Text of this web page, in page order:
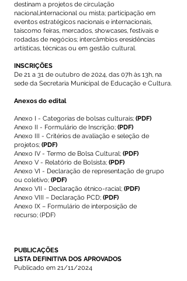
destinam a projetos de circulação
nacional,internacional ou mista; participação em
eventos estratégicos nacionais e internacionais,
taiscomo feiras, mercados, showcases, festivais e
rodadas de negócios; intercâmbios eresidências
artísticas, técnicas ou em gestão cultural.
INSCRIÇÕES
De 21 a 31 de outubro de 2024, das 07h às 13h, na
sede da Secretaria Municipal de Educação e Cultura.
Anexos do edital
Anexo I - Categorias de bolsas culturais; (PDF)
Anexo II - Formulário de Inscrição; (PDF)
Anexo III - Critérios de avaliação e seleção de
projetos; (PDF)
Anexo IV - Termo de Bolsa Cultural; (PDF)
Anexo V - Relatório de Bolsista; (PDF)
Anexo VI - Declaração de representação de grupo
ou coletivo; (PDF)
Anexo VII - Declaração étnico-racial; (PDF)
Anexo VIII – Declaração PCD; (PDF)
Anexo IX – Formulário de interposição de
recurso; (PDF)
PUBLICAÇÕES
LISTA DEFINITIVA DOS APROVADOS
Publicado em 21/11/2024